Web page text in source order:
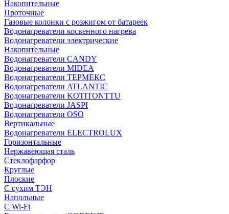
Накопительные
Проточные
Газовые колонки с розжигом от батареек
Водонагреватели косвенного нагрева
Водонагреватели электрические
Накопительные
Водонагреватели CANDY
Водонагреватели MIDEA
Водонагреватели ТЕРМЕКС
Водонагреватели ATLANTIC
Водонагреватели KOTITONTTU
Водонагреватели JASPI
Водонагреватели OSO
Вертикальные
Водонагреватели ELECTROLUX
Горизонтальные
Нержавеющая сталь
Стеклофарфор
Круглые
Плоские
С сухим ТЭН
Напольные
С Wi-Fi